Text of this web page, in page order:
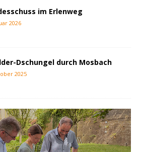
im Erlenweg
2026
Dschungel durch Mosbach
2025